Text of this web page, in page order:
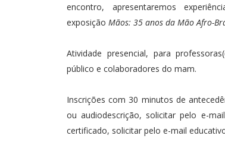
encontro, apresentaremos
exposição Mãos: 35 anos da Mão Afro-
Atividade presencial, para
público e colaboradores do mam.
Inscrições com 30 minutos de
ou audiodescrição, solicitar pelo e-mail
certificado, solicitar pelo e-mail